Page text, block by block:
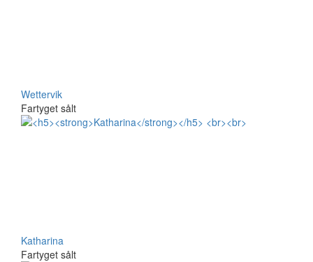
Wettervik
Fartyget sålt
Katharina
Fartyget sålt